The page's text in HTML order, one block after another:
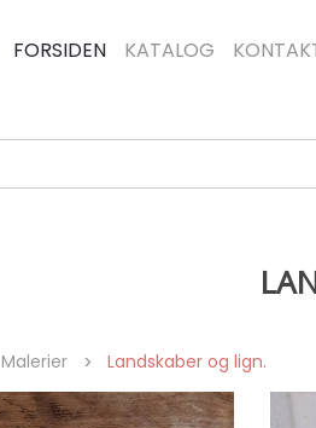
FORSIDEN KATALOG
Malerier Landskaber og lign.